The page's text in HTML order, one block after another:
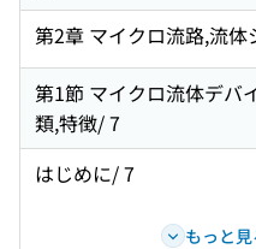
第2章 マイクロ流路,流体
第1節 マイクロ流体デバ
類,特徴/ 7
はじめに/ 7
もっと見